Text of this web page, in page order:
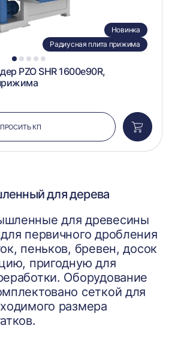
1 2 3 4 5
Новинка
Радиусная плита прижима
PZO SHR 1600e90R,
КП
в
для дерева
для древесины
первичного дробления
пеньков, бревен, досок
пригодную для
Оборудование
сеткой для
размера